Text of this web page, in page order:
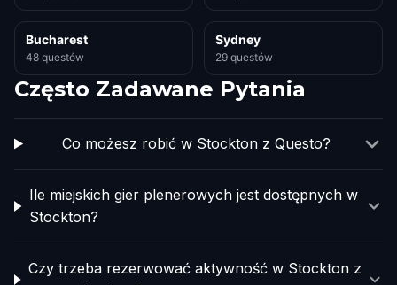
Bucharest
48 questów
Sydney
29 questów
Często Zadawane Pytania
Co możesz robić w Stockton z Questo?
Ile miejskich gier plenerowych jest dostępnych w
Stockton?
Czy trzeba rezerwować aktywność w Stockton z